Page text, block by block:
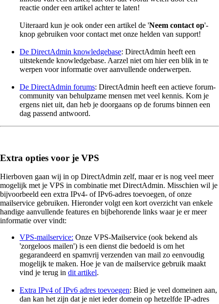
reactie onder een artikel achter te laten!
Uiteraard kun je ook onder een artikel de 'Neem contact op'-
knop gebruiken voor contact met onze helden van support!
De DirectAdmin knowledgebase: DirectAdmin heeft een
uitstekende knowledgebase. Aarzel niet om hier een blik in te
werpen voor informatie over aanvullende onderwerpen.
De DirectAdmin forums: DirectAdmin heeft een actieve forum-
community van behulpzame mensen met veel kennis. Kom je
ergens niet uit, dan heb je doorgaans op de forums binnen een
dag passend antwoord.
Extra opties voor je VPS
Hierboven gaan wij in op DirectAdmin zelf, maar er is nog veel meer
mogelijk met je VPS in combinatie met DirectAdmin. Misschien wil je
bijvoorbeeld een extra IPv4- of IPv6-adres toevoegen, of onze
mailservice gebruiken. Hieronder volgt een kort overzicht van enkele
handige aanvullende features en bijbehorende links waar je er meer
informatie over vindt:
VPS-mailservice: Onze VPS-Mailservice (ook bekend als
'zorgeloos mailen') is een dienst die bedoeld is om het
gegarandeerd en spamvrij verzenden van mail zo eenvoudig
mogelijk te maken. Hoe je van de mailservice gebruik maakt
vind je terug in dit artikel.
Extra IPv4 of IPv6 adres toevoegen: Bied je veel domeinen aan,
dan kan het zijn dat je niet ieder domein op hetzelfde IP-adres